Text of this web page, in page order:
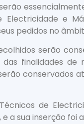
Electricidade e
pedidos no
serão
finalidades
conservados
de
a sua inserção